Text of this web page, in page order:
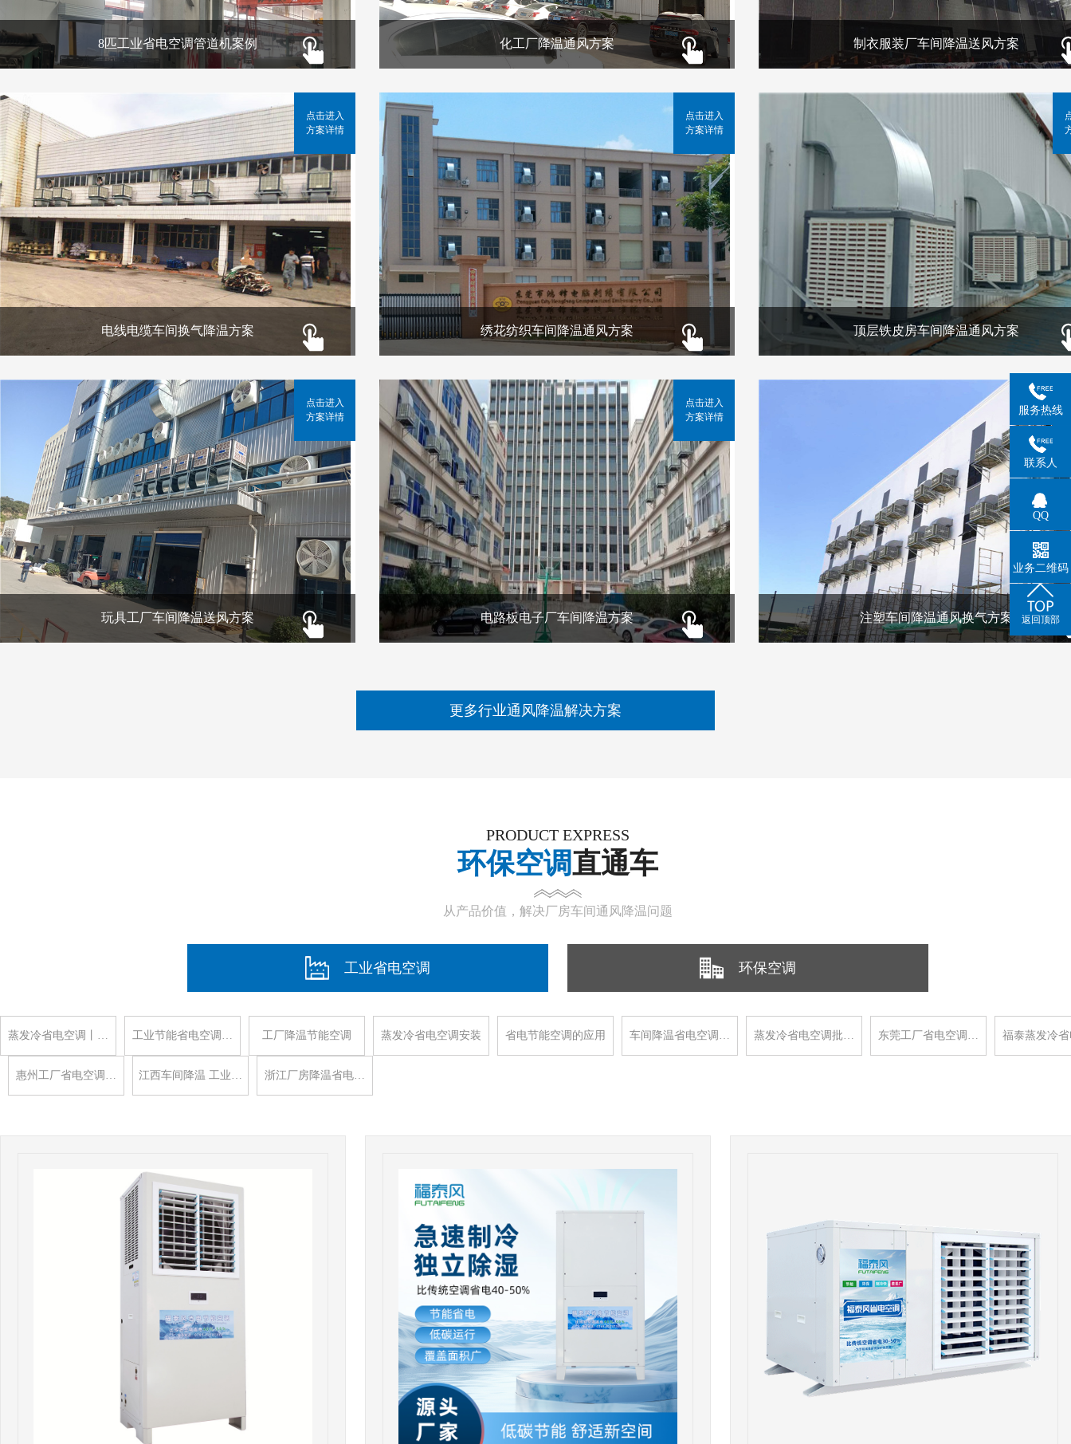
8匹工业省电空调管道机案例 化工厂降温通风方案 制衣服装厂车间降温送风方案
电线电缆车间换气降温方案
点击进入
方案详情
绣花纺织车间降温通风方案
点击进入
方案详情
顶层铁皮房车间降温通风方案
玩具工厂车间降温送风方案
点击进入
方案详情
电路板电子厂车间降温方案
点击进入
方案详情
注塑车间降温通风换气方案
更多行业通风降温解决方案
PRODUCT EXPRESS
环保空调直通车
从产品价值，解决厂房车间通风降温问题
工业省电空调 环保空调
蒸发冷省电空调丨… 工业节能省电空调… 工厂降温节能空调 蒸发冷省电空调安装 省电节能空调的应用 车间降温省电空调… 蒸发冷省电空调批… 东莞工厂省电空调… 福泰蒸发冷
惠州工厂省电空调… 江西车间降温 工业… 浙江厂房降温省电…
服务热线
联系人
QQ
业务二维码
返回顶部